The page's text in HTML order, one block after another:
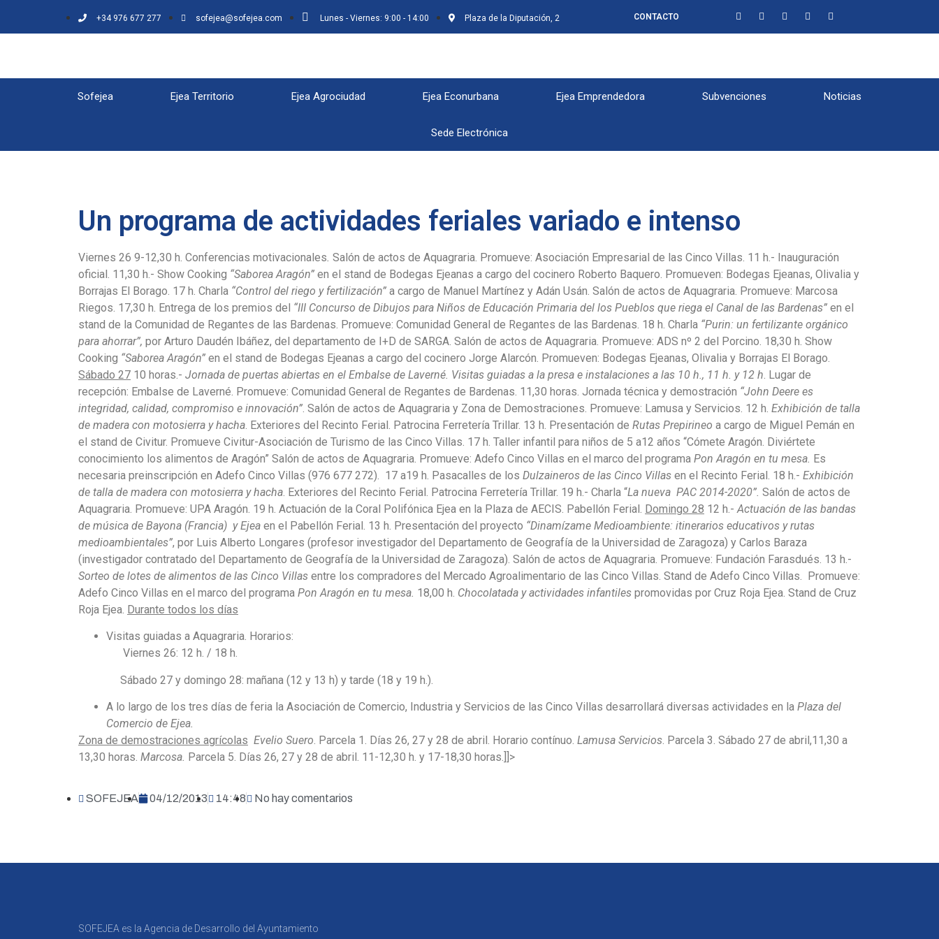
+34 976 677 277 sofejea@sofejea.com Lunes - Viernes: 9:00 - 14:00 Plaza de la Diputación, 2 CONTACTO
Sofejea Ejea Territorio Ejea Agrociudad Ejea Econurbana Ejea Emprendedora Subvenciones Noticias
Sede Electrónica
Un programa de actividades feriales variado e intenso
Viernes 26 9-12,30 h. Conferencias motivacionales. Salón de actos de Aquagraria. Promueve: Asociación Empresarial de las Cinco Villas. 11 h.- Inauguración
oficial. 11,30 h.- Show Cooking “Saborea Aragón” en el stand de Bodegas Ejeanas a cargo del cocinero Roberto Baquero. Promueven: Bodegas Ejeanas, Olivalia y
Borrajas El Borago. 17 h. Charla “Control del riego y fertilización” a cargo de Manuel Martínez y Adán Usán. Salón de actos de Aquagraria. Promueve: Marcosa
Riegos. 17,30 h. Entrega de los premios del “III Concurso de Dibujos para Niños de Educación Primaria del los Pueblos que riega el Canal de las Bardenas” en el
stand de la Comunidad de Regantes de las Bardenas. Promueve: Comunidad General de Regantes de las Bardenas. 18 h. Charla “Purin: un fertilizante orgánico
para ahorrar”, por Arturo Daudén Ibáñez, del departamento de I+D de SARGA. Salón de actos de Aquagraria. Promueve: ADS nº 2 del Porcino. 18,30 h. Show
Cooking “Saborea Aragón” en el stand de Bodegas Ejeanas a cargo del cocinero Jorge Alarcón. Promueven: Bodegas Ejeanas, Olivalia y Borrajas El Borago.
Sábado 27 10 horas.- Jornada de puertas abiertas en el Embalse de Laverné. Visitas guiadas a la presa e instalaciones a las 10 h., 11 h. y 12 h. Lugar de
recepción: Embalse de Laverné. Promueve: Comunidad General de Regantes de Bardenas. 11,30 horas. Jornada técnica y demostración “John Deere es
integridad, calidad, compromiso e innovación”. Salón de actos de Aquagraria y Zona de Demostraciones. Promueve: Lamusa y Servicios. 12 h. Exhibición de talla
de madera con motosierra y hacha. Exteriores del Recinto Ferial. Patrocina Ferretería Trillar. 13 h. Presentación de Rutas Prepirineo a cargo de Miguel Pemán en
el stand de Civitur. Promueve Civitur-Asociación de Turismo de las Cinco Villas. 17 h. Taller infantil para niños de 5 a12 años “Cómete Aragón. Diviértete
conocimiento los alimentos de Aragón” Salón de actos de Aquagraria. Promueve: Adefo Cinco Villas en el marco del programa Pon Aragón en tu mesa. Es
necesaria preinscripción en Adefo Cinco Villas (976 677 272). 17 a19 h. Pasacalles de los Dulzaineros de las Cinco Villas en el Recinto Ferial. 18 h.- Exhibición
de talla de madera con motosierra y hacha. Exteriores del Recinto Ferial. Patrocina Ferretería Trillar. 19 h.- Charla “La nueva PAC 2014-2020”. Salón de actos de
Aquagraria. Promueve: UPA Aragón. 19 h. Actuación de la Coral Polifónica Ejea en la Plaza de AECIS. Pabellón Ferial. Domingo 28 12 h.-Actuación de las bandas
de música de Bayona (Francia) y Ejea en el Pabellón Ferial. 13 h. Presentación del proyecto “Dinamízame Medioambiente: itinerarios educativos y rutas
medioambientales”, por Luis Alberto Longares (profesor investigador del Departamento de Geografía de la Universidad de Zaragoza) y Carlos Baraza
(investigador contratado del Departamento de Geografía de la Universidad de Zaragoza). Salón de actos de Aquagraria. Promueve: Fundación Farasdués. 13 h.-
Sorteo de lotes de alimentos de las Cinco Villas entre los compradores del Mercado Agroalimentario de las Cinco Villas. Stand de Adefo Cinco Villas. Promueve:
Adefo Cinco Villas en el marco del programa Pon Aragón en tu mesa. 18,00 h. Chocolatada y actividades infantiles promovidas por Cruz Roja Ejea. Stand de Cruz
Roja Ejea. Durante todos los días
Visitas guiadas a Aquagraria. Horarios:
Viernes 26: 12 h. / 18 h.
Sábado 27 y domingo 28: mañana (12 y 13 h) y tarde (18 y 19 h.).
A lo largo de los tres días de feria la Asociación de Comercio, Industria y Servicios de las Cinco Villas desarrollará diversas actividades en la Plaza del
Comercio de Ejea.
Zona de demostraciones agrícolas Evelio Suero. Parcela 1. Días 26, 27 y 28 de abril. Horario contínuo. Lamusa Servicios. Parcela 3. Sábado 27 de abril,11,30 a
13,30 horas. Marcosa. Parcela 5. Días 26, 27 y 28 de abril. 11-12,30 h. y 17-18,30 horas.]]>
SOFEJEA 04/12/2013 14:48 No hay comentarios
SOFEJEA es la Agencia de Desarrollo del Ayuntamiento